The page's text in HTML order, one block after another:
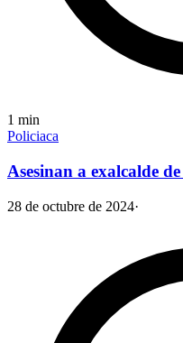
1 min
Policiaca
Asesinan a exalcalde
28 de octubre de 2024·